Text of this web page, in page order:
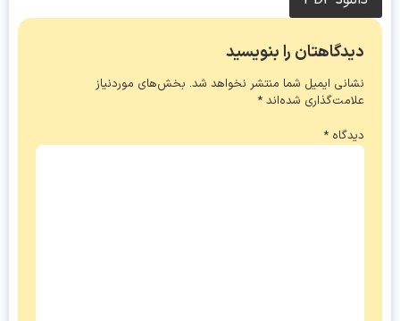
دیدگاهتان را بنویسید
نشانی ایمیل شما منتشر نخواهد شد. بخش‌های موردنیاز
علامت‌گذاری شده‌اند*
دیدگاه*